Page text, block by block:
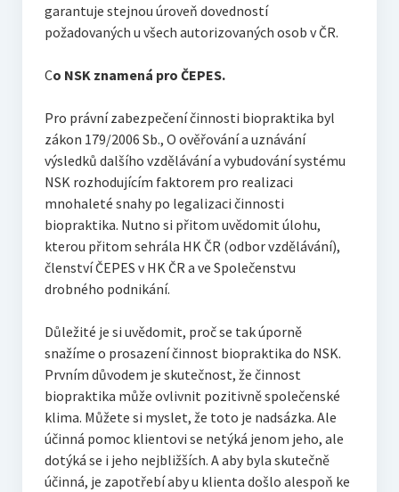
garantuje stejnou úroveň dovedností
požadovaných u všech autorizovaných osob v ČR.
Co NSK znamená pro ČEPES.
Pro právní zabezpečení činnosti biopraktika byl
zákon 179/2006 Sb., O ověřování a uznávání
výsledků dalšího vzdělávání a vybudování systému
NSK rozhodujícím faktorem pro realizaci
mnohaleté snahy po legalizaci činnosti
biopraktika. Nutno si přitom uvědomit úlohu,
kterou přitom sehrála HK ČR (odbor vzdělávání),
členství ČEPES v HK ČR a ve Společenstvu
drobného podnikání.
Důležité je si uvědomit, proč se tak úporně
snažíme o prosazení činnost biopraktika do NSK.
Prvním důvodem je skutečnost, že činnost
biopraktika může ovlivnit pozitivně společenské
klima. Můžete si myslet, že toto je nadsázka. Ale
účinná pomoc klientovi se netýká jenom jeho, ale
dotýká se i jeho nejbližších. A aby byla skutečně
účinná, je zapotřebí aby u klienta došlo alespoň ke